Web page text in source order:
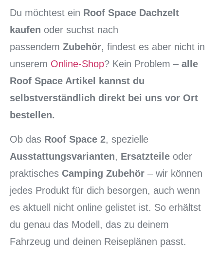
Du möchtest ein Roof Space Dachzelt
kaufen oder suchst nach
passendem Zubehör, findest es aber nicht in
unserem Online-Shop? Kein Problem – alle
Roof Space Artikel kannst du
selbstverständlich direkt bei uns vor Ort
bestellen.
Ob das Roof Space 2, spezielle
Ausstattungsvarianten, Ersatzteile oder
praktisches Camping Zubehör – wir können
jedes Produkt für dich besorgen, auch wenn
es aktuell nicht online gelistet ist. So erhältst
du genau das Modell, das zu deinem
Fahrzeug und deinen Reiseplänen passt.